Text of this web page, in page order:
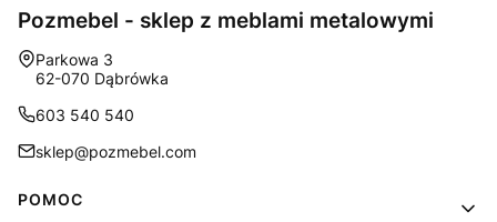
Pozmebel - sklep z meblami metalowymi
Adres:
Parkowa 3
62-070 Dąbrówka
603 540 540
sklep@pozmebel.com
Linki w stopce
POMOC